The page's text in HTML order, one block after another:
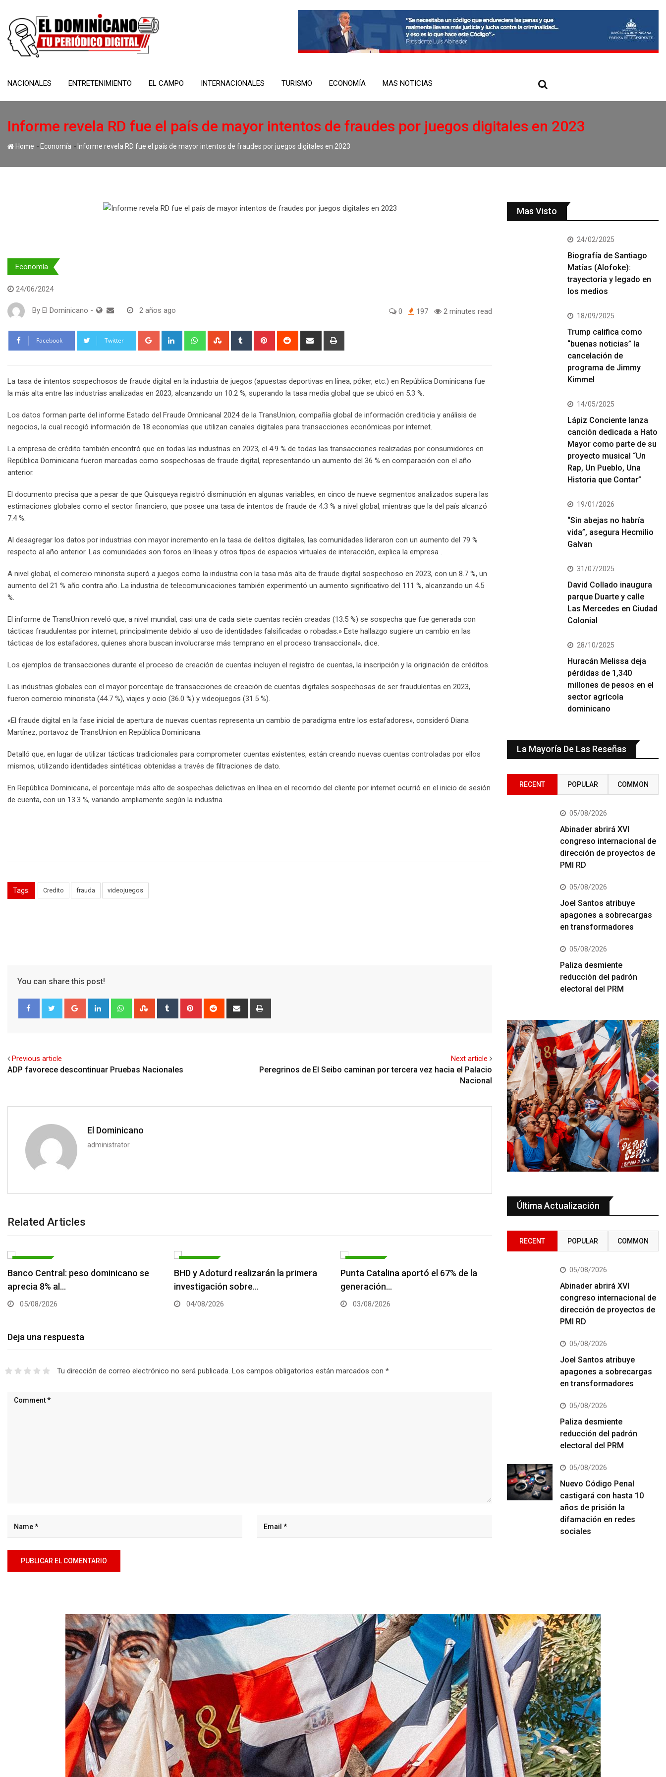
content
NACIONALES ENTRETENIMIENTO EL CAMPO INTERNACIONALES TURISMO ECONOMÍA MAS NOTICIAS
Informe revela RD fue el país de mayor intentos de fraudes por juegos digitales en 2023
Home - Economía - Informe revela RD fue el país de mayor intentos de fraudes por juegos digitales en 2023
Economía
24/06/2024
By El Dominicano - 2 años ago 0 197 2 minutes read
Facebook Twitter Google+ LinkedIn WhatsappStumbleUpon
Tumblr Pinterest Reddit
Share
La tasa de intentos sospechosos de fraude digital en la industria de juegos (apuestas deportivas en línea, póker, etc.) en República Dominicana fue
la más alta entre las industrias analizadas en 2023, alcanzando un 10.2 %, superando la tasa media global que se ubicó en 5.3 %.
Los datos forman parte del informe Estado del Fraude Omnicanal 2024 de la TransUnion, compañía global de información crediticia y análisis de
negocios, la cual recogió información de 18 economías que utilizan canales digitales para transacciones económicas por internet.
La empresa de crédito también encontró que en todas las industrias en 2023, el 4.9 % de todas las transacciones realizadas por consumidores en
República Dominicana fueron marcadas como sospechosas de fraude digital, representando un aumento del 36 % en comparación con el año
anterior.
El documento precisa que a pesar de que Quisqueya registró disminución en algunas variables, en cinco de nueve segmentos analizados supera las
estimaciones globales como el sector financiero, que posee una tasa de intentos de fraude de 4.3 % a nivel global, mientras que la del país alcanzó
7.4 %.
Al desagregar los datos por industrias con mayor incremento en la tasa de delitos digitales, las comunidades lideraron con un aumento del 79 %
respecto al año anterior. Las comunidades son foros en líneas y otros tipos de espacios virtuales de interacción, explica la empresa .
A nivel global, el comercio minorista superó a juegos como la industria con la tasa más alta de fraude digital sospechoso en 2023, con un 8.7 %, un
aumento del 21 % año contra año. La industria de telecomunicaciones también experimentó un aumento significativo del 111 %, alcanzando un 4.5
%.
El informe de TransUnion reveló que, a nivel mundial, casi una de cada siete cuentas recién creadas (13.5 %) se sospecha que fue generada con
tácticas fraudulentas por internet, principalmente debido al uso de identidades falsificadas o robadas.» Este hallazgo sugiere un cambio en las
tácticas de los estafadores, quienes ahora buscan involucrarse más temprano en el proceso transaccional», dice.
Los ejemplos de transacciones durante el proceso de creación de cuentas incluyen el registro de cuentas, la inscripción y la originación de créditos.
Las industrias globales con el mayor porcentaje de transacciones de creación de cuentas digitales sospechosas de ser fraudulentas en 2023,
fueron comercio minorista (44.7 %), viajes y ocio (36.0 %) y videojuegos (31.5 %).
«El fraude digital en la fase inicial de apertura de nuevas cuentas representa un cambio de paradigma entre los estafadores», consideró Diana
Martínez, portavoz de TransUnion en República Dominicana.
Detalló que, en lugar de utilizar tácticas tradicionales para comprometer cuentas existentes, están creando nuevas cuentas controladas por ellos
mismos, utilizando identidades sintéticas obtenidas a través de filtraciones de dato.
En República Dominicana, el porcentaje más alto de sospechas delictivas en línea en el recorrido del cliente por internet ocurrió en el inicio de sesión
de cuenta, con un 13.3 %, variando ampliamente según la industria.
Tags: Credito frauda videojuegos
You can share this post!
Google+ LinkedIn WhatsappStumbleUpon
Tumblr Pinterest Reddit
Share
Previous article
ADP favorece descontinuar Pruebas Nacionales
Next article
Peregrinos de El Seibo caminan por tercera vez hacia el Palacio
Nacional
El Dominicano
administrator
Related Articles
Banco Central: peso dominicano se
aprecia 8% al…
05/08/2026
BHD y Adoturd realizarán la primera
investigación sobre…
04/08/2026
Punta Catalina aportó el 67% de la
generación…
03/08/2026
Deja una respuesta
Tu dirección de correo electrónico no será publicada. Los campos obligatorios están marcados con *
Mas Visto
24/02/2025
Biografía de Santiago
Matías (Alofoke):
trayectoria y legado en
los medios
18/09/2025
Trump califica como
“buenas noticias” la
cancelación de
programa de Jimmy
Kimmel
14/05/2025
Lápiz Conciente lanza
canción dedicada a Hato
Mayor como parte de su
proyecto musical “Un
Rap, Un Pueblo, Una
Historia que Contar”
19/01/2026
“Sin abejas no habría
vida”, asegura Hecmilio
Galvan
31/07/2025
David Collado inaugura
parque Duarte y calle
Las Mercedes en Ciudad
Colonial
28/10/2025
Huracán Melissa deja
pérdidas de 1,340
millones de pesos en el
sector agrícola
dominicano
La Mayoría De Las Reseñas
RECENT POPULAR COMMON
05/08/2026
Abinader abrirá XVI
congreso internacional de
dirección de proyectos de
PMI RD
05/08/2026
Joel Santos atribuye
apagones a sobrecargas
en transformadores
05/08/2026
Paliza desmiente
reducción del padrón
electoral del PRM
Última Actualización
RECENT POPULAR COMMON
05/08/2026
Abinader abrirá XVI
congreso internacional de
dirección de proyectos de
PMI RD
05/08/2026
Joel Santos atribuye
apagones a sobrecargas
en transformadores
05/08/2026
Paliza desmiente
reducción del padrón
electoral del PRM
05/08/2026
Nuevo Código Penal
castigará con hasta 10
años de prisión la
difamación en redes
sociales